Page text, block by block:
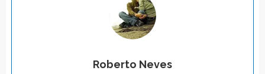
Roberto Neves